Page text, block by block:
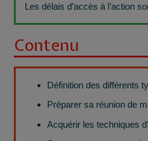
Les délais d’accès à l’action
Contenu
Définition des différents
Préparer sa réunion de
Acquérir les techniques